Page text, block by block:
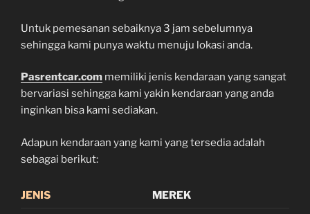
Untuk pemesanan sebaiknya 3 jam sebelumnya
sehingga kami punya waktu menuju lokasi anda.
Pasrentcar.com memiliki jenis kendaraan yang sangat
bervariasi sehingga kami yakin kendaraan yang anda
inginkan bisa kami sediakan.
Adapun kendaraan yang kami yang tersedia adalah
sebagai berikut:
JENIS MEREK